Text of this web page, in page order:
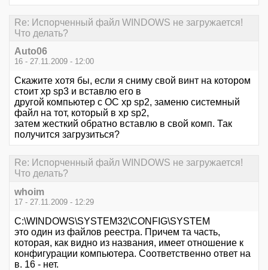
Re: Испорченный файл WINDOWS не загружается!
Что делать?
Auto06
16 - 27.11.2009 - 12:00
Скажите хотя бы, если я сниму свой винт на котором
стоит xp sp3 и вставлю его в
другой компьютер с ОС xp sp2, заменю системный
файл на тот, который в xp sp2,
затем жесткий обратно вставлю в свой комп. Так
получится загрузиться?
Re: Испорченный файл WINDOWS не загружается!
Что делать?
whoim
17 - 27.11.2009 - 12:29
С:\WINDOWS\SYSTEM32\CONFIG\SYSTEM
это один из файлов реестра. Причем та часть,
которая, как видно из названия, имеет отношение к
конфигурации компьютера. Соответственно ответ на
в. 16 - нет.